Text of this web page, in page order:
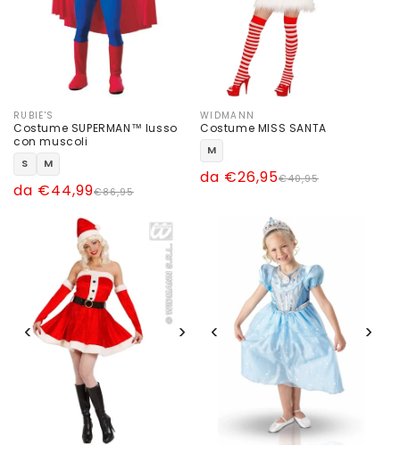
Produttore:
RUBIE'S
Costume SUPERMAN™ lusso
con muscoli
S M
Prezzo
€86,95
Prezzo
da €44,99
Produttore:
WIDMANN
Costume MISS SANTA
M
Prezzo
€40,95
Prezzo
da €26,95
‹ › ‹ ›